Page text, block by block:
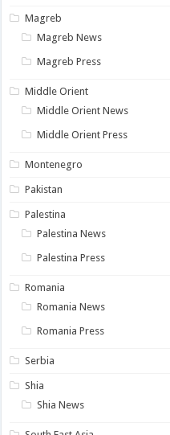
Magreb
Magreb News
Magreb Press
Middle Orient
Middle Orient News
Middle Orient Press
Montenegro
Pakistan
Palestina
Palestina News
Palestina Press
Romania
Romania News
Romania Press
Serbia
Shia
Shia News